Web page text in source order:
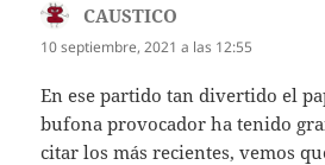
CAUSTICO
10 septiembre, 2021 a las 12:55
En ese partido tan divertido el
bufona provocador ha tenido
citar los más recientes, vemos